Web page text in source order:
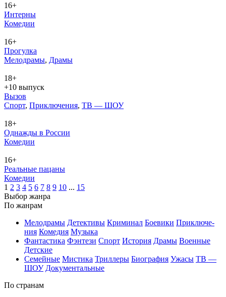
16+
Интерны
Ко­ме­дии
16+
Прогулка
Ме­ло­дра­мы, Дра­мы
18+
+10 выпуск
Вызов
Спорт, При­клю­че­ния, ТВ — ШОУ
18+
Однажды в России
Ко­ме­дии
16+
Реальные пацаны
Ко­ме­дии
1 2 3 4 5 6 7 8 9 10 ... 15
Вы­бор жан­ра
По жан­рам
Ме­ло­дра­мы Де­тек­ти­вы Кри­ми­нал Бое­ви­ки При­клю­че­
ния Ко­ме­дия Му­зы­ка
Фан­та­сти­ка Фэн­те­зи Спорт Ис­то­рия Дра­мы Во­ен­ные
Дет­ские
Се­мей­ные Мис­ти­ка Трил­ле­ры Био­гра­фия Ужа­сы ТВ —
ШОУ До­ку­мен­таль­ные
По стра­нам